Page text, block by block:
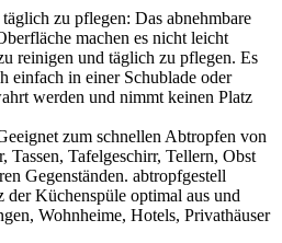
zu pflegen: Das abnehmbare
machen es nicht leicht
reinigen und täglich zu pflegen. Es
einfach in einer Schublade oder
werden und nimmt keinen Platz
zum schnellen Abtropfen von
Tassen, Tafelgeschirr, Tellern, Obst
Gegenständen. abtropfgestell
der Küchenspüle optimal aus und
Wohnheime, Hotels, Privathäuser